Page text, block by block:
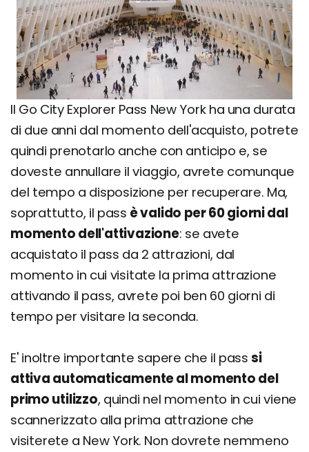
Il Go City Explorer Pass New York ha una durata
di due anni dal momento dell'acquisto, potrete
quindi prenotarlo anche con anticipo e, se
doveste annullare il viaggio, avrete comunque
del tempo a disposizione per recuperare. Ma,
soprattutto, il pass è valido per 60 giorni dal
momento dell'attivazione: se avete
acquistato il pass da 2 attrazioni, dal
momento in cui visitate la prima attrazione
attivando il pass, avrete poi ben 60 giorni di
tempo per visitare la seconda.
E' inoltre importante sapere che il passsi
attiva automaticamente al momento del
primo utilizzo, quindi nel momento in cui viene
scannerizzato alla prima attrazione che
visiterete a New York. Non dovrete nemmeno